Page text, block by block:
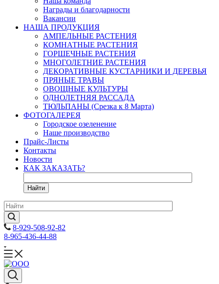
Награды и благодарности
Вакансии
НАША ПРОДУКЦИЯ
АМПЕЛЬНЫЕ РАСТЕНИЯ
КОМНАТНЫЕ РАСТЕНИЯ
ГОРШЕЧНЫЕ РАСТЕНИЯ
МНОГОЛЕТНИЕ РАСТЕНИЯ
ДЕКОРАТИВНЫЕ КУСТАРНИКИ И ДЕРЕВЬЯ
ПРЯНЫЕ ТРАВЫ
ОВОЩНЫЕ КУЛЬТУРЫ
ОДНОЛЕТНЯЯ РАССАДА
ТЮЛЬПАНЫ (Срезка к 8 Марта)
ФОТОГАЛЕРЕЯ
Городское озеленение
Наше производство
Прайс-Листы
Контакты
Новости
КАК ЗАКАЗАТЬ?
Найти
8-929-508-92-82
8-965-436-44-88